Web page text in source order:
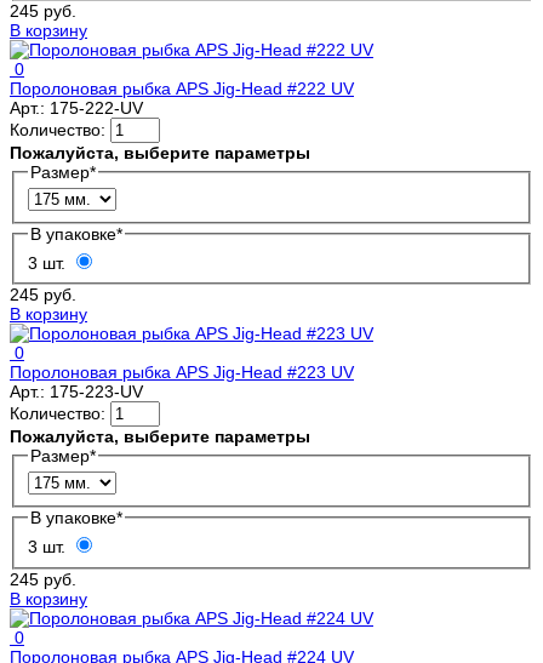
245 руб.
В корзину
0
Поролоновая рыбка APS Jig-Head #222 UV
Арт.: 175-222-UV
Количество:
Пожалуйста, выберите параметры
Размер*
В упаковке*
3 шт.
245 руб.
В корзину
0
Поролоновая рыбка APS Jig-Head #223 UV
Арт.: 175-223-UV
Количество:
Пожалуйста, выберите параметры
Размер*
В упаковке*
3 шт.
245 руб.
В корзину
0
Поролоновая рыбка APS Jig-Head #224 UV